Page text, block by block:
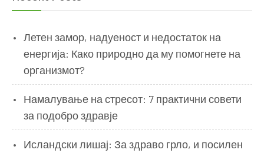
Летен замор, надуеност и недостаток на
енергија: Како природно да му помогнете на
организмот?
Намалување на стресот: 7 практични совети
за подобро здравје
Исландски лишај: За здраво грло, и посилен